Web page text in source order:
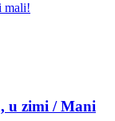
mali!
u zimi / Mani